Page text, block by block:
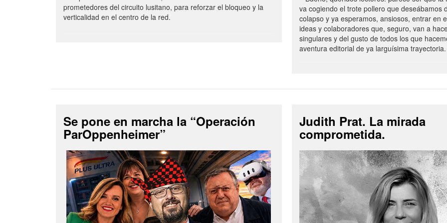
prometedores del circuito lusitano, para reforzar el bloqueo y la
verticalidad en el centro de la red.
va cogiendo el trote pollero que deseábamos
colapso y ya esperamos, ansiosos, entrar en
ideas y colaboradores que, seguro, van a
singulares y del gusto de todos los que
aventura editorial de ya larguísima trayectoria.
Se pone en marcha la “Operación
ParOppenheimer”
Judith Prat. La mirada
comprometida.